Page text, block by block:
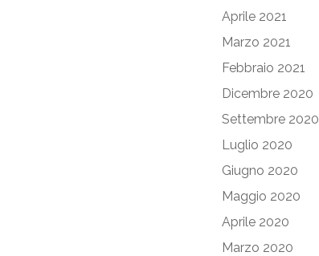
Aprile 2021
Marzo 2021
Febbraio 2021
Dicembre 2020
Settembre 2020
Luglio 2020
Giugno 2020
Maggio 2020
Aprile 2020
Marzo 2020